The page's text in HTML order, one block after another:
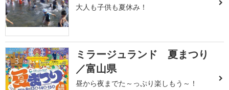
大人も子供も夏休み！
3
ミラージュランド 夏まつり
／富山県
昼から夜までた～っぷり楽しもう～！